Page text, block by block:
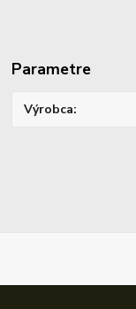
Parametre
Výrobca